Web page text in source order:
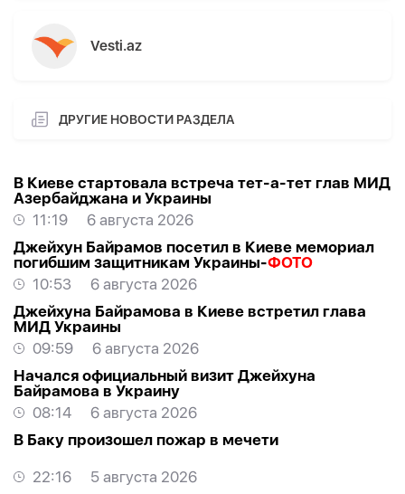
Vesti.az
ДРУГИЕ НОВОСТИ РАЗДЕЛА
В Киеве стартовала встреча тет-а-тет глав МИД
Азербайджана и Украины
11:19
6 августа 2026
Джейхун Байрамов посетил в Киеве мемориал
погибшим защитникам Украины-ФОТО
10:53
6 августа 2026
Джейхуна Байрамова в Киеве встретил глава
МИД Украины
09:59
6 августа 2026
Начался официальный визит Джейхуна
Байрамова в Украину
08:14
6 августа 2026
В Баку произошел пожар в мечети
22:16 5 августа 2026